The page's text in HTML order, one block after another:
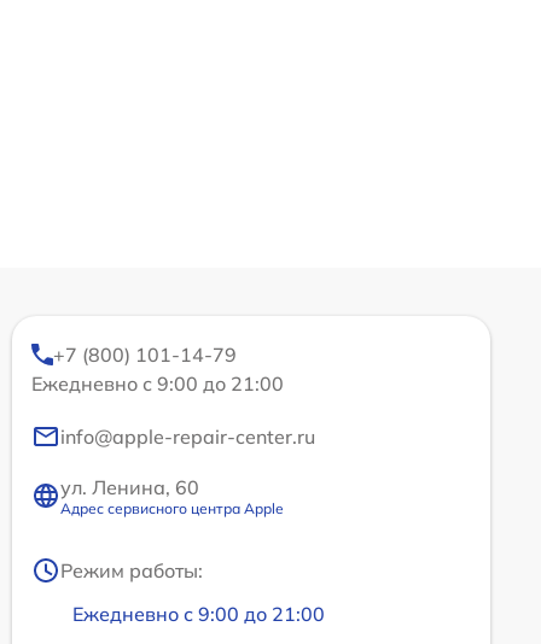
+7 (800) 101-14-79
Ежедневно с 9:00 до 21:00
info@apple-repair-center.ru
ул. Ленина, 60
Адрес сервисного центра Apple
Режим работы:
Ежедневно с 9:00 до 21:00